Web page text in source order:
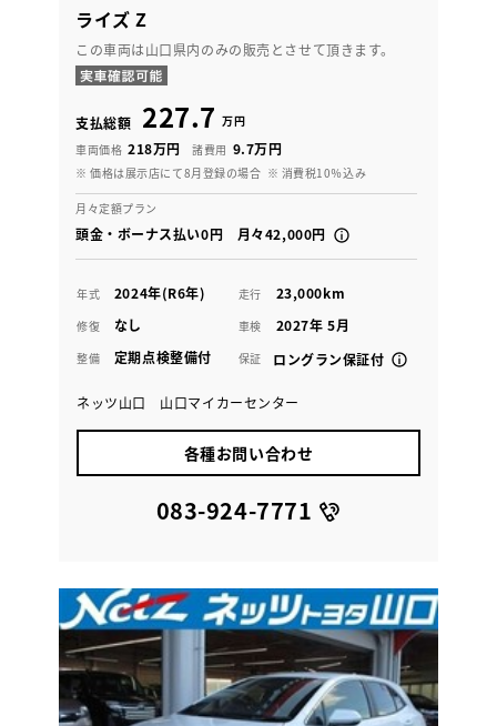
ライズ Z
この車両は山口県内のみの販売とさせて頂きます。
支払総額 227.7 万円
車両価格 218万円 諸費用 9.7万円
※ 価格は展示店にて8月登録の場合 ※ 消費税10％込み
月々定額プラン
頭金・ボーナス払い0円 月々42,000円
年式 2024年(R6年) 走行 23,000km
修復 なし 車検 2027年 5月
整備 定期点検整備付 保証 ロングラン保証付
ネッツ山口 山口マイカーセンター
各種お問い合わせ
083-924-7771